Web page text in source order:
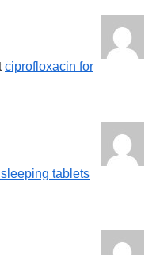
ciprofloxacin for
tablets